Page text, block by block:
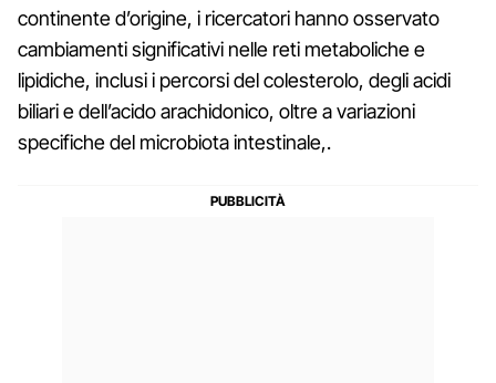
continente d’origine, i ricercatori hanno osservato
cambiamenti significativi nelle reti metaboliche e
lipidiche, inclusi i percorsi del colesterolo, degli acidi
biliari e dell’acido arachidonico, oltre a variazioni
specifiche del microbiota intestinale,.